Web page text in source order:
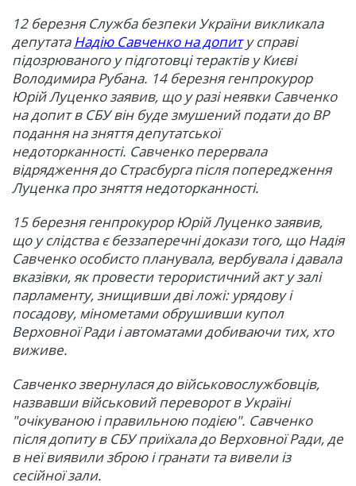
12 березня Служба безпеки України викликала
депутатаНадію Савченко на допиту справі
підозрюваного у підготовці терактів у Києві
Володимира Рубана. 14 березня генпрокурор
Юрій Луценко заявив, що у разі неявки Савченко
на допит в СБУ він буде змушений подати до ВР
подання на зняття депутатської
недоторканності. Савченко перервала
відрядження до Страсбурга після попередження
Луценка про зняття недоторканності.
15 березня генпрокурор Юрій Луценко заявив,
що у слідства є беззаперечні докази того, що Надія
Савченко особисто планувала, вербувала і давала
вказівки, як провести терористичний акт у залі
парламенту, знищивши дві ложі: урядову і
посадову, мінометами обрушивши купол
Верховної Ради і автоматами добиваючи тих, хто
виживе.
Савченко звернулася до військовослужбовців,
назвавши військовий переворот в Україні
"очікуваною і правильною подією". Савченко
після допиту в СБУ приїхала до Верховної Ради, де
в неї виявили зброю і гранати та вивели із
сесійної зали.